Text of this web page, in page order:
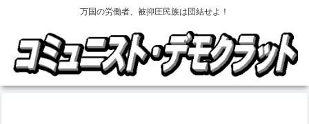
万国の労働者、被抑圧民族は団結せよ！